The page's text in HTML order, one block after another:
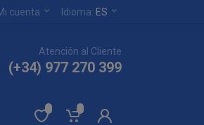
cuenta Idioma: ES
Atención al Cliente
(+34) 977 270 399